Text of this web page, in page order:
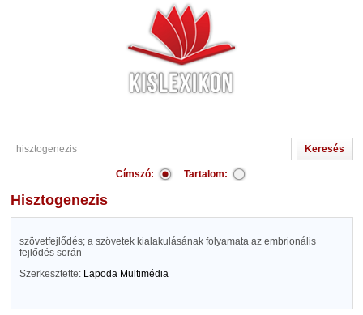
Címszó: Tartalom:
hisztogenezis
szövetfejlődés; a szövetek kialakulásának folyamata az embrionális
fejlődés során
Szerkesztette: Lapoda Multimédia